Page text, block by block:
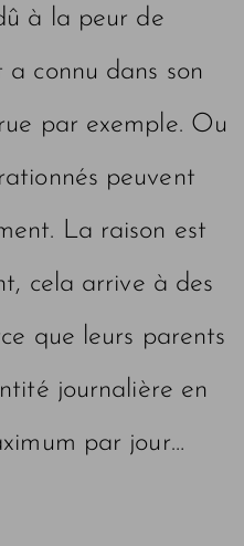
à la peur de
connu dans son
par exemple. Ou
peuvent
La raison est
cela arrive à des
que leurs parents
journalière en
par jour…